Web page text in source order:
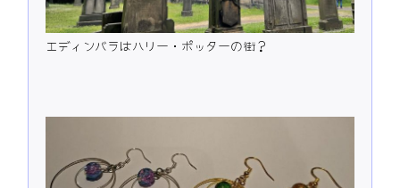
エディンバラはハリー・ポッターの街？